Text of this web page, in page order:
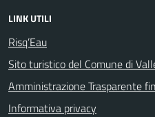
LINK UTILI
Risq’Eau
Sito turistico del Comune di
Amministrazione Trasparente
Informativa privacy